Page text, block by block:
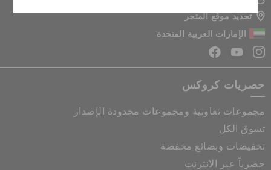
تحديد موقع المتجر
الإمارات العربية المتحدة
حصريات كروكس
مجموعات تعاونية ومجموعات محدودة الإصدار
تسوق الكل
تخفيضات وبضائع مخفضة
حصرياً عبر الانترنت